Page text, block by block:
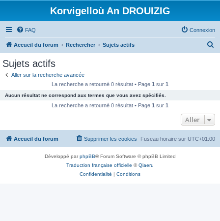
Korvigelloù An DROUIZIG
FAQ Connexion
Accueil du forum Rechercher Sujets actifs
c
e
Sujets actifs
Aller sur la recherche avancée
La recherche a retourné 0 résultat • Page 1 sur 1
Aucun résultat ne correspond aux termes que vous avez spécifiés.
La recherche a retourné 0 résultat • Page 1 sur 1
Aller
Accueil du forum Fuseau horaire sur UTC+01:00
Supprimer les cookies
Développé parphpBB® Forum Software © phpBB Limited
Traduction française officielle ©Qiaeru
Confidentialité | Conditions